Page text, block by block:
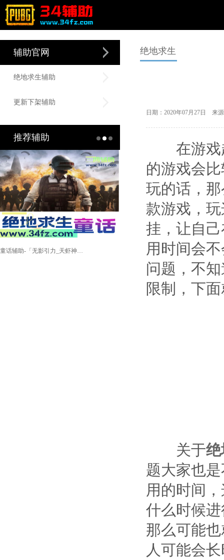
辅助官网
绝地求生辅助
更新下架辅助
推荐辅助
童话辅助-「无影引力_天虾神锅_锁定追踪」
绝地求生
日期：2020年07月27日 来
在游戏越
的游戏会
玩的话，
款游戏，
挂，让自
用时间会
问题，不
限制，下
关于
题大家也
用的时间
什么时候
那么可能
人可能会